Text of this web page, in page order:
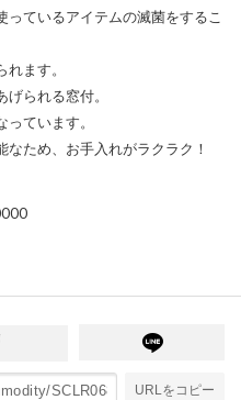
っているアイテムの滅菌をするこ
ます。
られる窓付。
ています。
ため、お手入れがラクラク！
URLをコピー